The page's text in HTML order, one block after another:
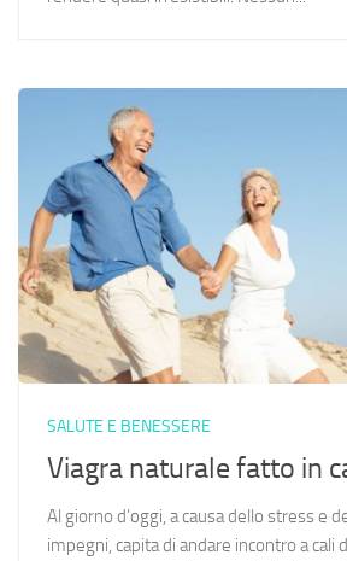
SALUTE E BENESSERE
Viagra naturale fatto in
Al giorno d’oggi, a causa dello stress e
impegni, capita di andare incontro a cali